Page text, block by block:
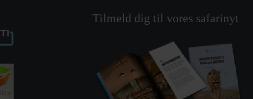
Tilmeld dig til vores safarinyt